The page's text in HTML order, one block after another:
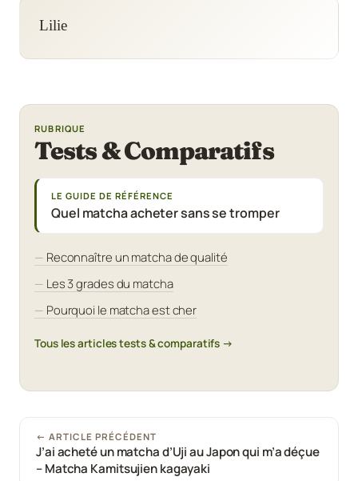
Lilie
RUBRIQUE
Tests & Comparatifs
LE GUIDE DE RÉFÉRENCE
Quel matcha acheter sans se tromper
Reconnaître un matcha de qualité
Les 3 grades du matcha
Pourquoi le matcha est cher
Tous les articles tests & comparatifs →
← ARTICLE PRÉCÉDENT
J’ai acheté un matcha d’Uji au Japon qui m’a déçue
– Matcha Kamitsujien kagayaki